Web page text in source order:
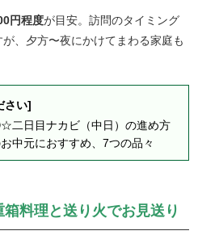
円程度が目安。訪問のタイミング
、夕方〜夜にかけてまわる家庭も
さい]
二日目ナカビ（中日）の進め方
中元におすすめ、7つの品々
箱料理と送り火でお見送り